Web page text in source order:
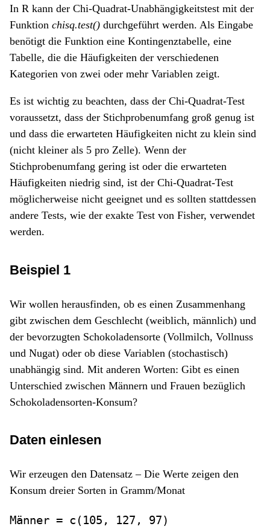
In R kann der Chi-Quadrat-Unabhängigkeitstest mit der
Funktion chisq.test() durchgeführt werden. Als Eingabe
benötigt die Funktion eine Kontingenztabelle, eine
Tabelle, die die Häufigkeiten der verschiedenen
Kategorien von zwei oder mehr Variablen zeigt.
Es ist wichtig zu beachten, dass der Chi-Quadrat-Test
voraussetzt, dass der Stichprobenumfang groß genug ist
und dass die erwarteten Häufigkeiten nicht zu klein sind
(nicht kleiner als 5 pro Zelle). Wenn der
Stichprobenumfang gering ist oder die erwarteten
Häufigkeiten niedrig sind, ist der Chi-Quadrat-Test
möglicherweise nicht geeignet und es sollten stattdessen
andere Tests, wie der exakte Test von Fisher, verwendet
werden.
Beispiel 1
Wir wollen herausfinden, ob es einen Zusammenhang
gibt zwischen dem Geschlecht (weiblich, männlich) und
der bevorzugten Schokoladensorte (Vollmilch, Vollnuss
und Nugat) oder ob diese Variablen (stochastisch)
unabhängig sind. Mit anderen Worten: Gibt es einen
Unterschied zwischen Männern und Frauen bezüglich
Schokoladensorten-Konsum?
Daten einlesen
Wir erzeugen den Datensatz – Die Werte zeigen den
Konsum dreier Sorten in Gramm/Monat
Männer = c ( 105 , 127 , 97)